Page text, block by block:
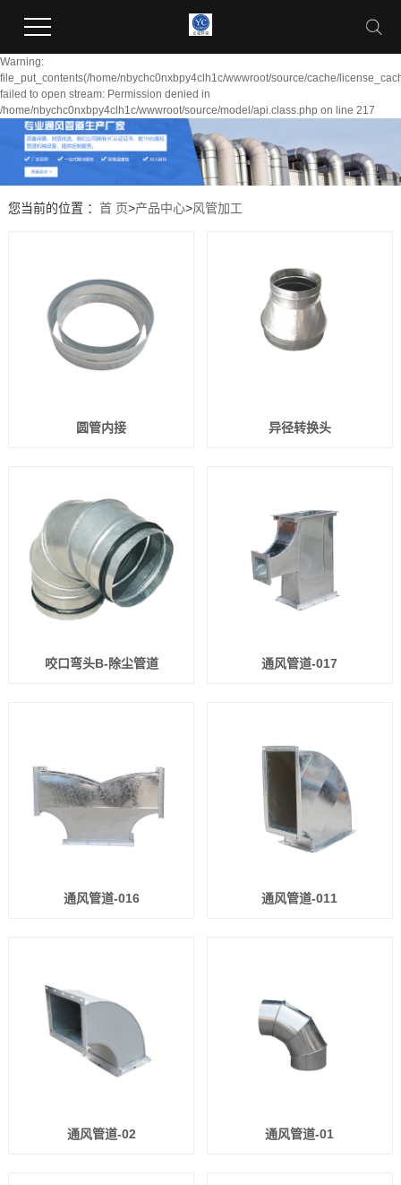
Warning:
file_put_contents(/home/nbychc0nxbpy4clh1c/wwwroot/source/cache/
failed to open stream: Permission denied in
/home/nbychc0nxbpy4clh1c/wwwroot/source/model/api.class.php on line 217
您当前的位置 ： 首 页>产品中心>风管加工
圆管内接 异径转换头
咬口弯头B-除尘管道 通风管道-017
通风管道-016 通风管道-011
通风管道-02 通风管道-01